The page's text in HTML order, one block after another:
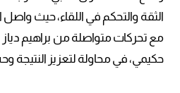
الثقة والتحكم في اللقاء، حيث
مع تحركات متواصلة من براهيم
حكيمي، في محاولة لتعزيز النتيجة